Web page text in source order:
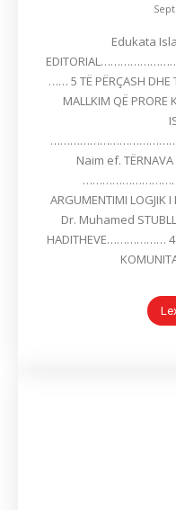
Edukata Islame 134
…… 5 TË PËRÇASH DHE
MALLKIM QË PRORE
Naim ef. TËRNAVA
ARGUMENTIMI
Dr. Muhamed
HADITHEVE……………… 47